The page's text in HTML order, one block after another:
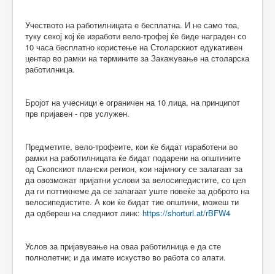
Учеството на работилницата е бесплатна. И не само тоа,
туку секој кој ќе изработи вело-трофеј ќе биде награден со
10 часа бесплатно користење на Столарскиот едукативен
центар во рамки на термините за Закажување на столарска
работилница.
Бројот на учесници е ограничен на 10 лица, на принципот
прв пријавен - прв услужен.
Предметите, вело-трофеите, кои ќе бидат изработени во
рамки на работилницата ќе бидат подарени на општините
од Скопскиот плански регион, кои најмногу се залагаат за
да овозможат пријатни услови за велосипедистите, со цел
да ги поттикнеме да се залагаат уште повеќе за доброто на
велосипедистите. А кои ќе бидат тие општини, можеш ти
да одбереш на следниот линк: https://shorturl.at/rBFW4
Услов за пријавување на оваа работилница е да сте
полнолетни; и да имате искуство во работа со алати.